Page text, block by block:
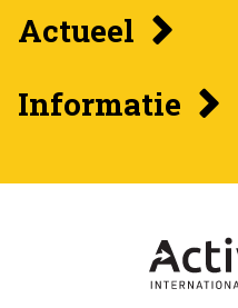
Actueel
Informatie